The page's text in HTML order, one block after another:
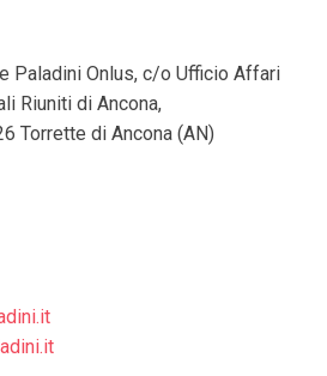
Paladini Onlus, c/o Ufficio Affari
Riuniti di Ancona,
Torrette di Ancona (AN)